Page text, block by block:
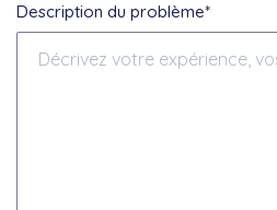
Description du problème*